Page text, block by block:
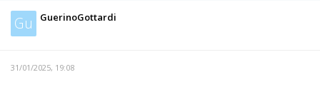
Gu GuerinoGottardi
31/01/2025, 19:08